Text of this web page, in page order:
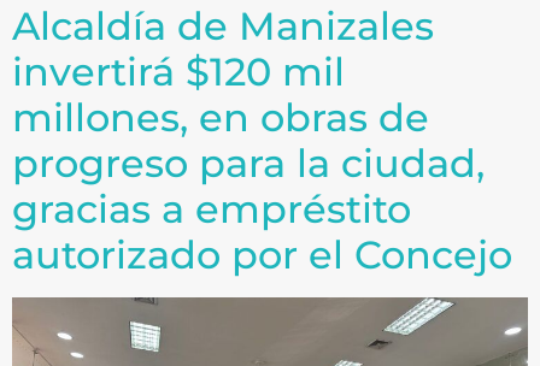
Alcaldía de Manizales
invertirá $120 mil
millones, en obras de
progreso para la ciudad,
gracias a empréstito
autorizado por el Concejo